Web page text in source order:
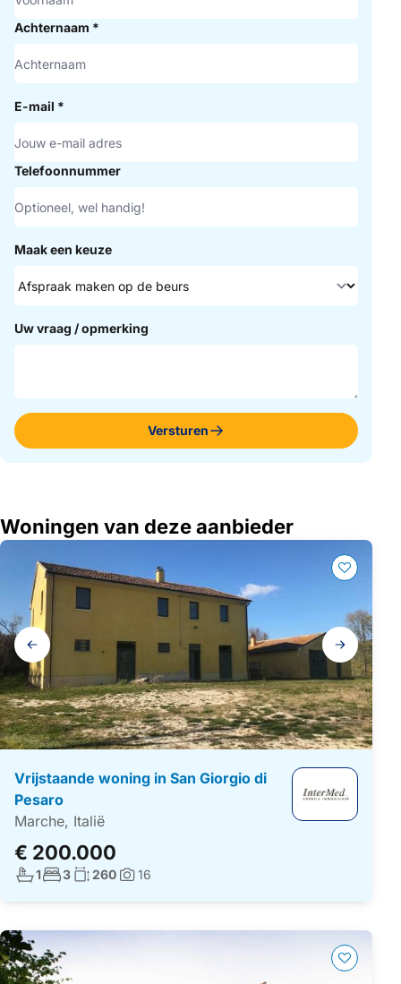
Achternaam *
E-mail *
Telefoonnummer
Maak een keuze
Uw vraag / opmerking
Versturen
Woningen van deze aanbieder
Galerij
navigatie
Vrijstaande woning in San Giorgio di
Pesaro
Marche, Italië
€ 200.000
Aantal badkamers:
1Aantal slaapkamers:
3Woonoppervlakte:
260Foto's:
16